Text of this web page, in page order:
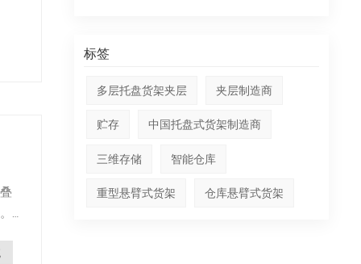
标签
多层托盘货架夹层 夹层制造商
贮存 中国托盘式货架制造商
三维存储 智能仓库
重型悬臂式货架 仓库悬臂式货架